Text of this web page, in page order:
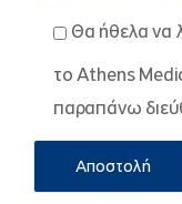
Θα ήθελα να
το Athens
παραπάνω